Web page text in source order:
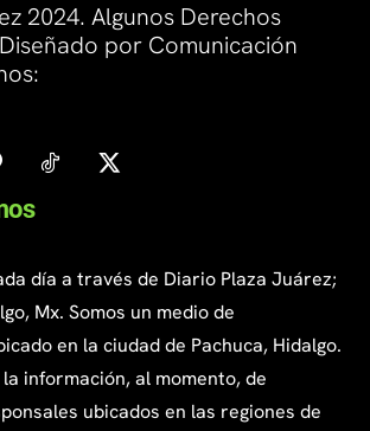
2024. Algunos Derechos
por Comunicación
día a través de Diario Plaza Juárez;
Mx. Somos un medio de
en la ciudad de Pachuca, Hidalgo.
información, al momento, de
ubicados en las regiones de